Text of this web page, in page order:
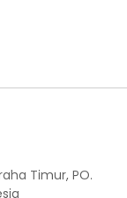
Timur, PO.